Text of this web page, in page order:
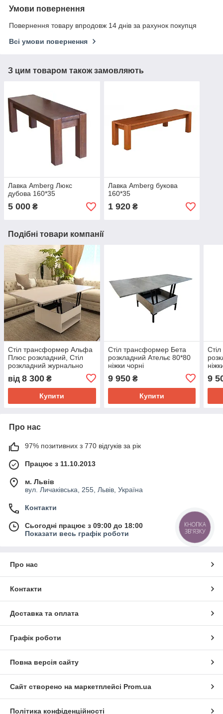
Умови повернення
Повернення товару впродовж 14 днів за рахунок покупця
Всі умови повернення
З цим товаром також замовляють
Лавка Amberg Люкс
дубова 160*35
5 000 ₴
Лавка Amberg букова
160*35
1 920₴
Подібні товари компанії
Стіл трансформер Альфа
Плюс розкладний, Стіл
розкладний журнально
від 8 300 ₴
Купити
Стіл трансформер Бета
розкладний Ательє 80*80
ніжки чорні
9 950₴
Купити
9
Про нас
97% позитивних з 770 відгуків за рік
Працює з 11.10.2013
м. Львів
вул. Личаківська, 255, Львів, Україна
Контакти
Сьогодні працює з 09:00 до 18:00
Показати весь графік роботи
Про нас
Контакти
Доставка та оплата
Графік роботи
Повна версія сайту
Сайт створено на маркетплейсі Prom.ua
Політика конфіденційності
КНОПКА
ЗВ'ЯЗКУ